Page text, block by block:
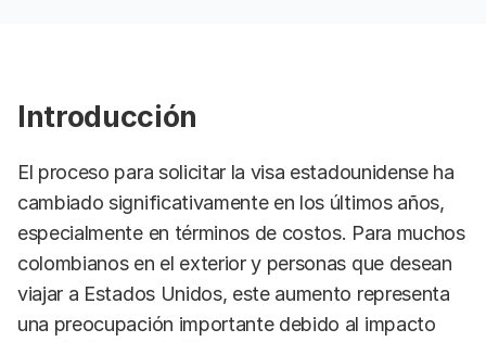
Introducción
El proceso para solicitar la visa estadounidense ha
cambiado significativamente en los últimos años,
especialmente en términos de costos. Para muchos
colombianos en el exterior y personas que desean
viajar a Estados Unidos, este aumento representa
una preocupación importante debido al impacto